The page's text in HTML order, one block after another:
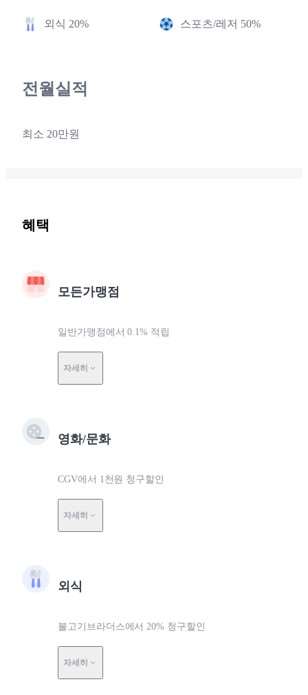
외식 20% 스포츠/레저 50%
전월실적
최소 20만원
혜택
모든가맹점
일반가맹점에서 0.1% 적립
자세히
영화/문화
CGV에서 1천원 청구할인
자세히
외식
불고기브라더스에서 20% 청구할인
자세히